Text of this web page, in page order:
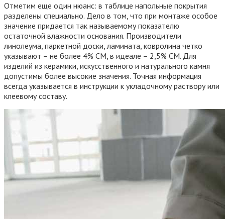
Отметим еще один нюанс: в таблице напольные покрытия
разделены специально. Дело в том, что при монтаже особое
значение придается так называемому показателю
остаточной влажности основания. Производители
линолеума, паркетной доски, ламината, ковролина четко
указывают – не более 4% СМ, в идеале – 2,5% СМ. Для
изделий из керамики, искусственного и натурального камня
допустимы более высокие значения. Точная информация
всегда указывается в инструкции к укладочному раствору или
клеевому составу.